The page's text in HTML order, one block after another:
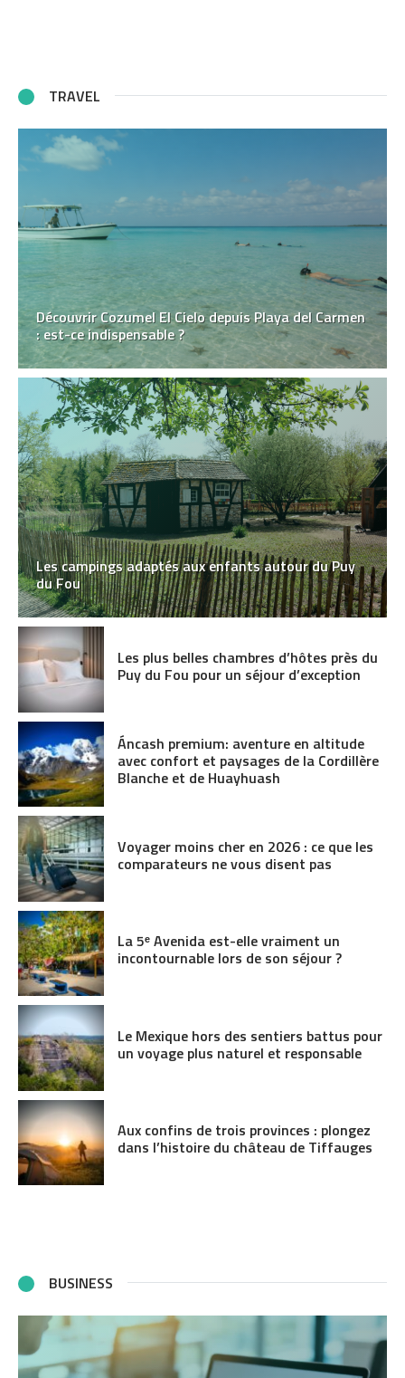
TRAVEL
Découvrir Cozumel El Cielo depuis Playa del Carmen
: est-ce indispensable ?
Les campings adaptés aux enfants autour du Puy
du Fou
Les plus belles chambres d’hôtes près du
Puy du Fou pour un séjour d’exception
Áncash premium: aventure en altitude
avec confort et paysages de la Cordillère
Blanche et de Huayhuash
Voyager moins cher en 2026 : ce que les
comparateurs ne vous disent pas
La 5ᵉ Avenida est-elle vraiment un
incontournable lors de son séjour ?
Le Mexique hors des sentiers battus pour
un voyage plus naturel et responsable
Aux confins de trois provinces : plongez
dans l’histoire du château de Tiffauges
BUSINESS